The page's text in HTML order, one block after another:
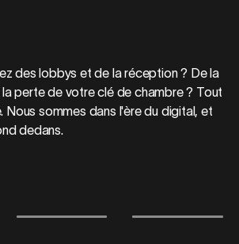
des lobbys et de la réception ? De la
perte de votre clé de chambre ? Tout
Nous sommes dans l'ère du digital, et
dedans.